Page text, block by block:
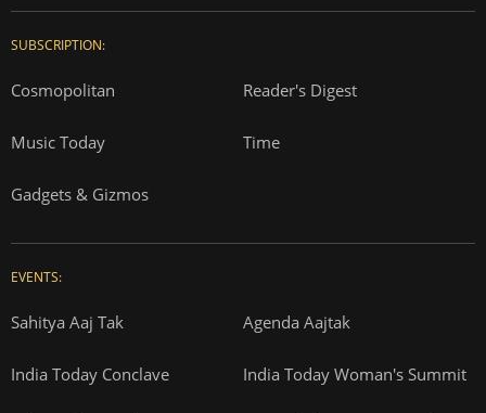
SUBSCRIPTION:
Cosmopolitan Reader's Digest
Music Today Time
Gadgets & Gizmos
EVENTS:
Sahitya Aaj Tak Agenda Aajtak
India Today Conclave India Today Woman's Summit